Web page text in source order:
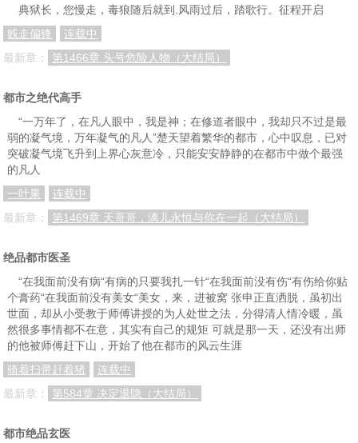
第九十四章 找死！ 第九十五章 黑与白
第一百章 有情谷主蓝雨
第一百零三章 刘老板的困惑 第一百零四章 差点把厨房给炸了 第一百零五章 做我的女人！
第一百一十一章 有间茶馆 第一百一十二章 高山流水
第一百一十七章 来世，娶你！ 第一百一十八章 两枚妖丹 第一百一十九章 远古神识觉醒
第一百二十章 上古神兽 第一百二十一章 往生之门 第一百二十二章 炼化
第一百二十三章 冬病夏治 第一百二十四章 上古银针，归你了！ 第一百二十五章 求道之路
第一百二十六章 送上门挨针
第一百二十九章 只要你喜欢
典狱长，您慢走，毒狼随后就到.风雨过后，踏歌行。征程开启
贱走偏锋
连载中
最新章：
第1466章 头号危险人物（大结局）
都市之绝代高手
“一万年了，在凡人眼中，我是神；在修道者眼中，我却只不过是最
弱的凝气境，万年凝气的凡人”楚天望着繁华的都市，心中叹息，已对
突破凝气境飞升到上界心灰意冷，只能安安静静的在都市中做个最强
的凡人
一叶果
连载中
最新章：
第1469章 天哥哥，漓儿永恒与你在一起（大结局）
绝品都市医圣
“在我面前没有病“有病的只要我扎一针“在我面前没有伤“有伤给你贴
个膏药“在我面前没有美女“美女，来，进被窝 张申正直洒脱，虽初出
世面，却从小受教于师傅讲授的为人处世之法，分得清人情冷暖，虽
然很多事情都不在意，其实有自己的规矩 可就是那一天，还没有出师
的他被师傅赶下山，开始了他在都市的风云生涯
骑着扫帚赶着猪
连载中
最新章：
第584章 决定退隐（大结局）
都市绝品玄医